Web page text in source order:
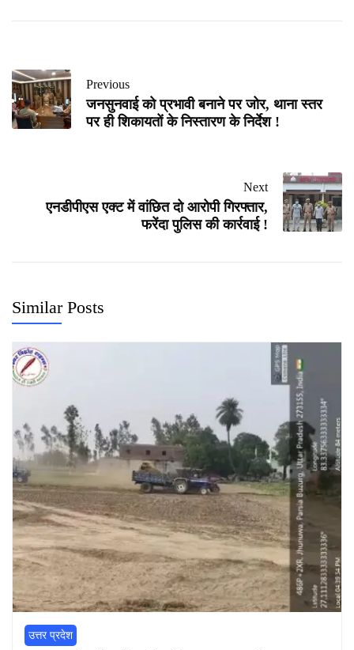
Previous
जनसुनवाई को प्रभावी बनाने पर जोर, थाना स्तर
पर ही शिकायतों के निस्तारण के निर्देश !
Next
एनडीपीएस एक्ट में वांछित दो आरोपी गिरफ्तार,
फरेंदा पुलिस की कार्रवाई !
Similar Posts
उत्तर प्रदेश